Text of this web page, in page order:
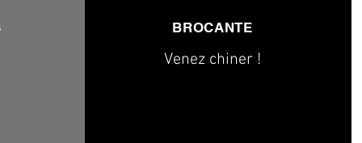
BROCANTE
Venez chiner !